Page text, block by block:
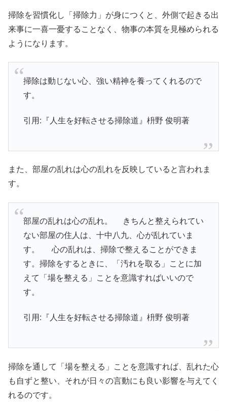
掃除を習慣化し「掃除力」が身につくと、外側で起きる出
来事に一喜一憂することなく、物事の本質を見極められる
ようになります。
掃除は動じない心、強い精神を養ってくれるので
す。
引用:『人生を好転させる掃除道』枡野 俊明著
また、部屋の乱れは心の乱れを反映していると言われま
す。
部屋の乱れは心の乱れ。 きちんと整えられてい
ない部屋の住人は、十中八九、心が乱れていま
す。 心の乱れは、掃除で整えることができま
す。掃除をするときに、「汚れを取る」ことに加
えて「場を整える」ことを意識すればいいので
す。
引用:『人生を好転させる掃除道』枡野 俊明著
掃除を通して「場を整える」ことを意識すれば、乱れた心
も自ずと整い、それが日々の言動にも良い影響を与えてく
れるのです。